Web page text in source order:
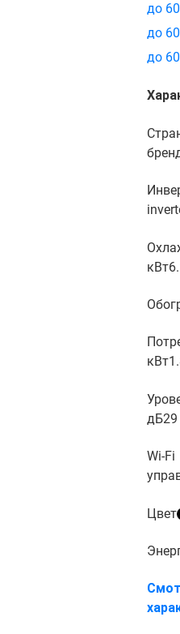
до
до
до
кВт
кВт
дБ29
Wi-Fi
Цвет